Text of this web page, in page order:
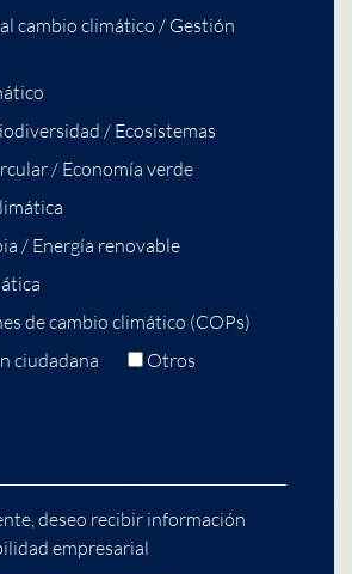
cambio climático / Gestión
/ Ecosistemas
/ Economía verde
/ Energía renovable
de cambio climático (COPs)
ciudadana
Otros
deseo recibir información
empresarial